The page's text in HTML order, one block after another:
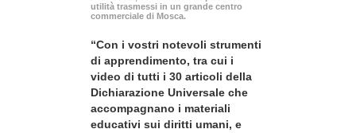
utilità trasmessi in un grande centro
commerciale di Mosca.
“Con i vostri notevoli strumenti
di apprendimento, tra cui i
video di tutti i 30 articoli della
Dichiarazione Universale che
accompagnano i materiali
educativi sui diritti umani, e